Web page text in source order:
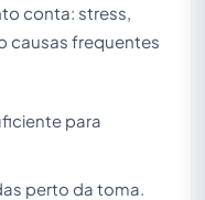
conta: stress,
causas frequentes
para
perto da toma.